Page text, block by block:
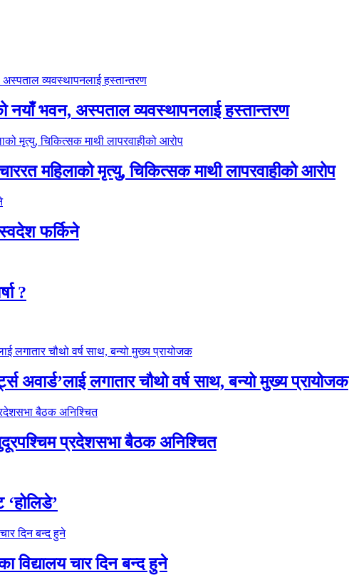
नयाँ भवन, अस्पताल व्यवस्थापनलाई हस्तान्तरण
महिलाको मृत्यु, चिकित्सक माथी लापरवाहीको आरोप
फर्किने
?
अवार्ड’लाई लगातार चौथो वर्ष साथ, बन्यो मुख्य प्रायोजक
प्रदेशसभा बैठक अनिश्चित
विद्यालय चार दिन बन्द हुने